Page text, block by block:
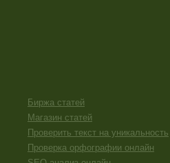
Биржа статей
Магазин статей
Проверить текст на уникальность
Проверка орфографии онлайн